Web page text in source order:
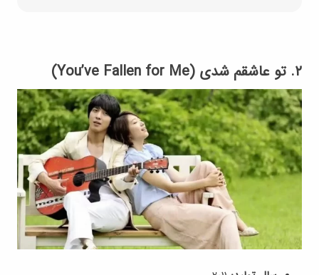
۲. تو عاشقم شدی (You’ve Fallen for Me)